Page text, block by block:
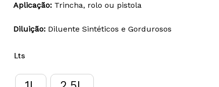
Aplicação: Trincha, rolo ou pistola
Diluição: Diluente Sintéticos e Gordurosos
Lts